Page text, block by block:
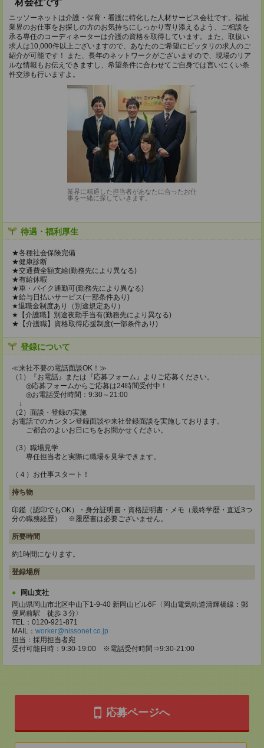
材会社です
ニッソーネットは介護・保育・看護に特化した人材サービス会社です。福祉
業界のお仕事をお探しの方のお気持ちにしっかり寄り添えるよう、ご相談を
承る専任のコーディネーターは介護の資格を取得しています。また、取扱い
求人は10,000件以上ございますので、あなたのご希望にピッタリの求人のご
紹介が可能です！ また、長年のネットワークがございますので、現場のリア
ルな情報もお伝えできますし、希望条件に合わせてご自身では言いにくい条
件交渉も行いますよ。
業界に精通した担当者があなたに合ったお仕
事を一緒に探していきます。
待遇・福利厚生
★各種社会保険完備
★健康診断
★交通費全額支給(勤務先により異なる)
★有給休暇
★車・バイク通勤可(勤務先により異なる)
★給与日払いサービス(一部条件あり)
★退職金制度あり（別途規定あり）
★【介護職】別途夜勤手当有(勤務先により異なる)
★【介護職】資格取得応援制度(一部条件あり)
登録について
≪来社不要の電話面談OK！≫
（1）『お電話』または『応募フォーム』よりご応募ください。
◎応募フォームからご応募は24時間受付中！
◎お電話受付時間：9:30～21:00
↓
（2）面談・登録の実施
お電話でのカンタン登録面談や来社登録面談を実施しております。
ご都合のよいお日にちをお聞かせください。
（3）職場見学
専任担当者と実際に職場を見学できます。
（４）お仕事スタート！
持ち物
印鑑（認印でもOK）・身分証明書・資格証明書・メモ（最終学歴・直近3つ
分の職務経歴） ※履歴書は必要ございません。
所要時間
約1時間になります。
登録場所
岡山支社
岡山県岡山市北区中山下1-9-40 新岡山ビル6F〈岡山電気軌道清輝橋線：郵
便局前駅 徒歩３分〉
TEL：0120-921-871
MAIL： worker@nissonet.co.jp
担当：採用担当者宛
受付可能日時：9:30-19:00 ※電話受付時間⇒9:30-21:00
応募ページへ